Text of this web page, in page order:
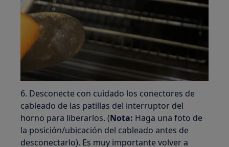
6. Desconecte con cuidado los conectores de
cableado de las patillas del interruptor del
horno para liberarlos. (Nota: Haga una foto de
la posición/ubicación del cableado antes de
desconectarlo). Es muy importante volver a